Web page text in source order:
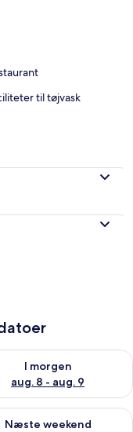
til tøjvask
8
I morgen
aug. 8 - aug. 9
for i
7 - aug. 9
Næste weekend
for næste